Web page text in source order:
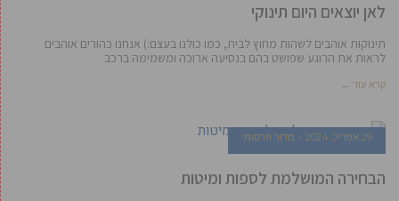
לאן יוצאים היום תינוקי
תינוקות אוהבים לשהות מחוץ לבית, כמו כולנו בעצם:) אנחנו כהורים אוהבים
לראות את הרוגע שפושט בהם בנסיעה ארוכה ומשמימה ברכב
קרא עוד ←
29 אפריל, 2024 מדור פרסומי
הבחירה המושלמת לספות ומיטות